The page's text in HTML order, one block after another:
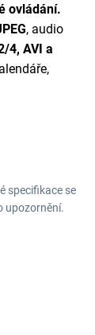
ovládání.
, audio
4, AVI a
specifikace se
upozornění.